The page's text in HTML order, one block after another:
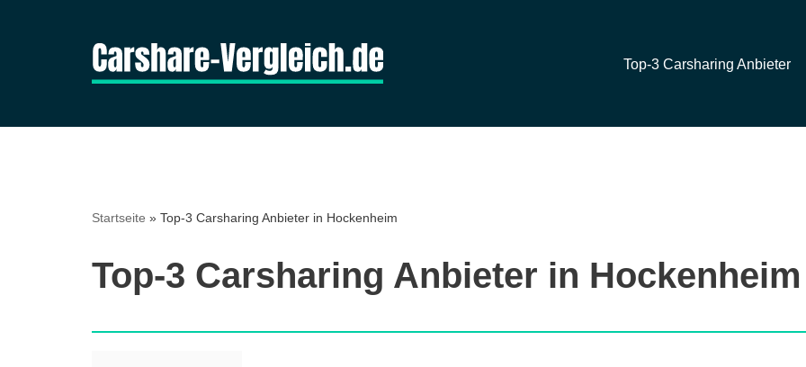
Top-3 Carsharing Anbieter
Startseite » Top-3 Carsharing Anbieter in Hockenheim
Top-3 Carsharing Anbieter in Hockenheim